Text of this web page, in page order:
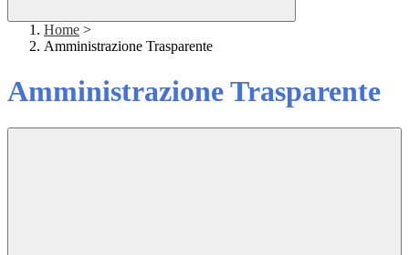
Home >
Amministrazione Trasparente
Amministrazione Trasparente